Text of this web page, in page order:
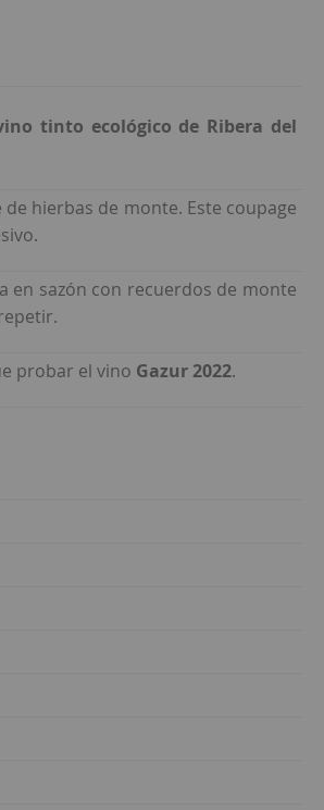
tinto ecológico de Ribera del
hierbas de monte. Este coupage
en sazón con recuerdos de monte
probar el vino Gazur 2022.